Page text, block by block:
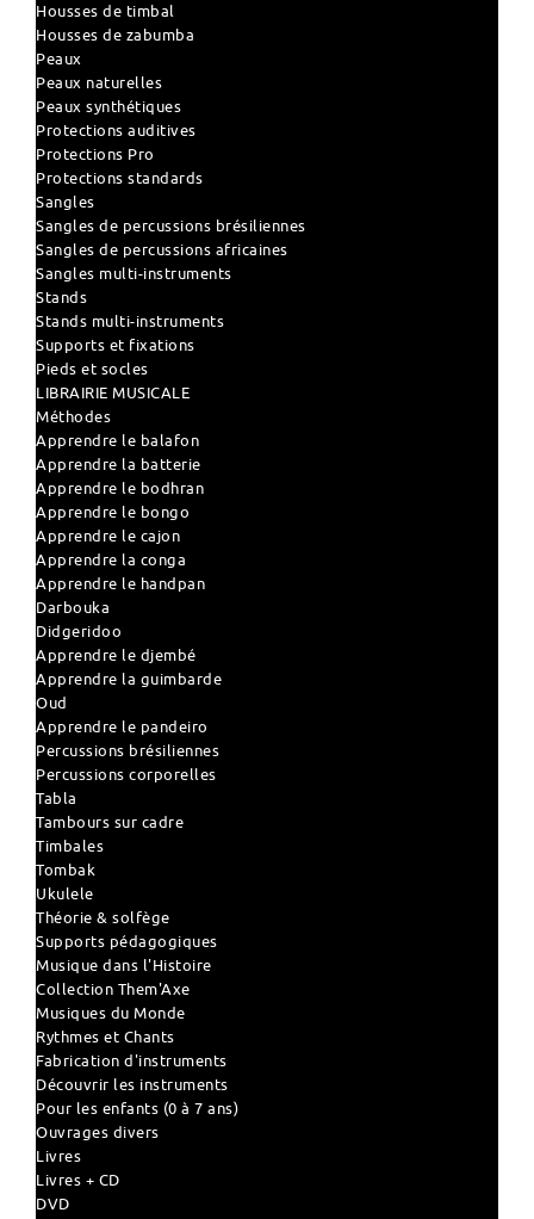
Housses de timbal
Housses de zabumba
Peaux
Peaux naturelles
Peaux synthétiques
Protections auditives
Protections Pro
Protections standards
Sangles
Sangles de percussions brésiliennes
Sangles de percussions africaines
Sangles multi-instruments
Stands
Stands multi-instruments
Supports et fixations
Pieds et socles
LIBRAIRIE MUSICALE
Méthodes
Apprendre le balafon
Apprendre la batterie
Apprendre le bodhran
Apprendre le bongo
Apprendre le cajon
Apprendre la conga
Apprendre le handpan
Darbouka
Didgeridoo
Apprendre le djembé
Apprendre la guimbarde
Oud
Apprendre le pandeiro
Percussions brésiliennes
Percussions corporelles
Tabla
Tambours sur cadre
Timbales
Tombak
Ukulele
Théorie & solfège
Supports pédagogiques
Musique dans l'Histoire
Collection Them'Axe
Musiques du Monde
Rythmes et Chants
Fabrication d'instruments
Découvrir les instruments
Pour les enfants (0 à 7 ans)
Ouvrages divers
Livres
Livres + CD
DVD